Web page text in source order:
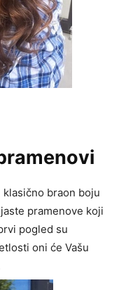
braon boju
pramenove koji
pogled su
oni će Vašu